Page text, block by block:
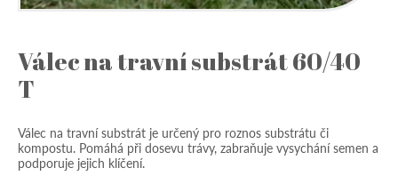
Válec na travní substrát 60/40
T
Válec na travní substrát je určený pro roznos substrátu či
kompostu. Pomáhá při dosevu trávy, zabraňuje vysychání semen a
podporuje jejich klíčení.